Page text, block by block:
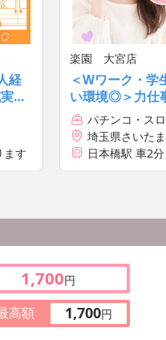
経
し
迎
ます
楽園 大宮店
＜Wワーク・学
い環境◎＞力仕
フォロー充実の
髪色自由
パチンコ・ス
フ
埼玉県さいた
日本橋駅 車2
・東京メトロ
1,700円
高額 1,700円